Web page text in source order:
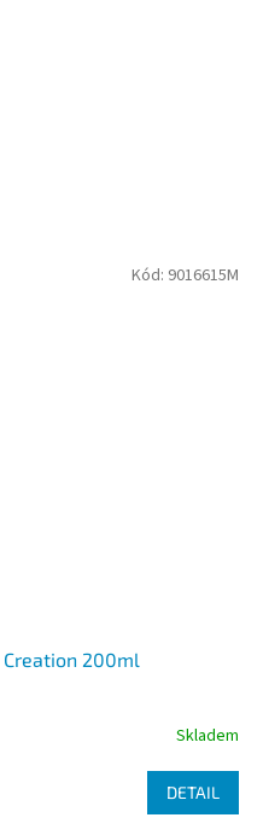
200ml
Skladem
DETAIL
Kód: 9016615M